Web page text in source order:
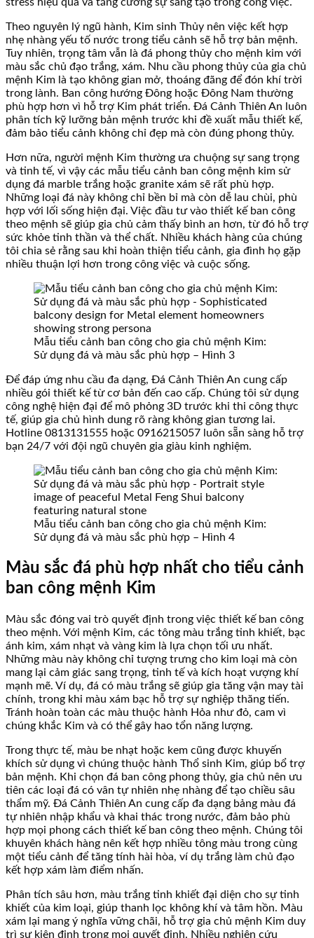
Theo nguyên lý ngũ hành, Kim sinh Thủy nên việc kết hợp
nhẹ nhàng yếu tố nước trong tiểu cảnh sẽ hỗ trợ bản mệnh.
Tuy nhiên, trọng tâm vẫn là đá phong thủy cho mệnh kim với
màu sắc chủ đạo trắng, xám. Nhu cầu phong thủy của gia chủ
mệnh Kim là tạo không gian mở, thoáng đãng để đón khí trời
trong lành. Ban công hướng Đông hoặc Đông Nam thường
phù hợp hơn vì hỗ trợ Kim phát triển. Đá Cảnh Thiên An luôn
phân tích kỹ lưỡng bản mệnh trước khi đề xuất mẫu thiết kế,
đảm bảo tiểu cảnh không chỉ đẹp mà còn đúng phong thủy.
Hơn nữa, người mệnh Kim thường ưa chuộng sự sang trọng
và tinh tế, vì vậy các mẫu tiểu cảnh ban công mệnh kim sử
dụng đá marble trắng hoặc granite xám sẽ rất phù hợp.
Những loại đá này không chỉ bền bỉ mà còn dễ lau chùi, phù
hợp với lối sống hiện đại. Việc đầu tư vào thiết kế ban công
theo mệnh sẽ giúp gia chủ cảm thấy bình an hơn, từ đó hỗ trợ
sức khỏe tinh thần và thể chất. Nhiều khách hàng của chúng
tôi chia sẻ rằng sau khi hoàn thiện tiểu cảnh, gia đình họ gặp
nhiều thuận lợi hơn trong công việc và cuộc sống.
Mẫu tiểu cảnh ban công cho gia chủ mệnh Kim:
Sử dụng đá và màu sắc phù hợp – Hình 3
Để đáp ứng nhu cầu đa dạng, Đá Cảnh Thiên An cung cấp
nhiều gói thiết kế từ cơ bản đến cao cấp. Chúng tôi sử dụng
công nghệ hiện đại để mô phỏng 3D trước khi thi công thực
tế, giúp gia chủ hình dung rõ ràng không gian tương lai.
Hotline 0813131555 hoặc 0916215057 luôn sẵn sàng hỗ trợ
bạn 24/7 với đội ngũ chuyên gia giàu kinh nghiệm.
Mẫu tiểu cảnh ban công cho gia chủ mệnh Kim:
Sử dụng đá và màu sắc phù hợp – Hình 4
Màu sắc đá phù hợp nhất cho tiểu cảnh
ban công mệnh Kim
Màu sắc đóng vai trò quyết định trong việc thiết kế ban công
theo mệnh. Với mệnh Kim, các tông màu trắng tinh khiết, bạc
ánh kim, xám nhạt và vàng kim là lựa chọn tối ưu nhất.
Những màu này không chỉ tượng trưng cho kim loại mà còn
mang lại cảm giác sang trọng, tinh tế và kích hoạt vượng khí
mạnh mẽ. Ví dụ, đá có màu trắng sẽ giúp gia tăng vận may tài
chính, trong khi màu xám bạc hỗ trợ sự nghiệp thăng tiến.
Tránh hoàn toàn các màu thuộc hành Hỏa như đỏ, cam vì
chúng khắc Kim và có thể gây hao tổn năng lượng.
Trong thực tế, màu be nhạt hoặc kem cũng được khuyến
khích sử dụng vì chúng thuộc hành Thổ sinh Kim, giúp bổ trợ
bản mệnh. Khi chọn đá ban công phong thủy, gia chủ nên ưu
tiên các loại đá có vân tự nhiên nhẹ nhàng để tạo chiều sâu
thẩm mỹ. Đá Cảnh Thiên An cung cấp đa dạng bảng màu đá
tự nhiên nhập khẩu và khai thác trong nước, đảm bảo phù
hợp mọi phong cách thiết kế ban công theo mệnh. Chúng tôi
khuyên khách hàng nên kết hợp nhiều tông màu trong cùng
một tiểu cảnh để tăng tính hài hòa, ví dụ trắng làm chủ đạo
kết hợp xám làm điểm nhấn.
Phân tích sâu hơn, màu trắng tinh khiết đại diện cho sự tinh
khiết của kim loại, giúp thanh lọc không khí và tâm hồn. Màu
xám lại mang ý nghĩa vững chãi, hỗ trợ gia chủ mệnh Kim duy
trì sự kiên định trong mọi quyết định. Nhiều nghiên cứu